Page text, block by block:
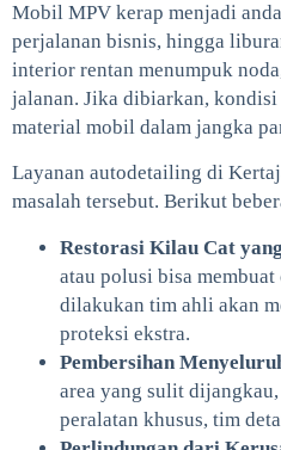
Mobil MPV kerap menjadi
perjalanan bisnis, hingga
interior rentan menumpuk
jalanan. Jika dibiarkan,
material mobil dalam jangka
Layanan autodetailing di
masalah tersebut. Berikut
Restorasi Kilau Cat
atau polusi bisa
dilakukan tim ahli akan
proteksi ekstra.
Pembersihan
area yang sulit
peralatan khusus, tim